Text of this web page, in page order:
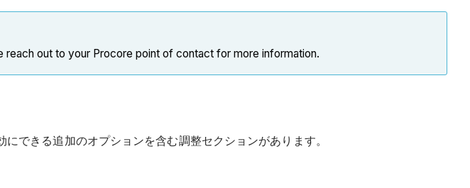
reach out to your Procore point of contact for more information.
できる追加のオプションを含む調整セクションがあります。